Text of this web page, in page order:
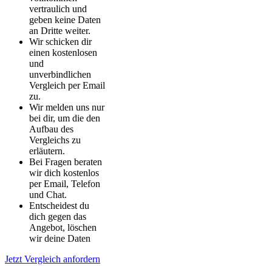
vertraulich und
geben keine Daten
an Dritte weiter.
Wir schicken dir
einen kostenlosen
und
unverbindlichen
Vergleich per Email
zu.
Wir melden uns nur
bei dir, um die den
Aufbau des
Vergleichs zu
erläutern.
Bei Fragen beraten
wir dich kostenlos
per Email, Telefon
und Chat.
Entscheidest du
dich gegen das
Angebot, löschen
wir deine Daten
Jetzt Vergleich anfordern